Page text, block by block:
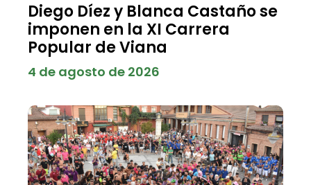
Diego Díez y Blanca Castaño se
imponen en la XI Carrera
Popular de Viana
4 de agosto de 2026